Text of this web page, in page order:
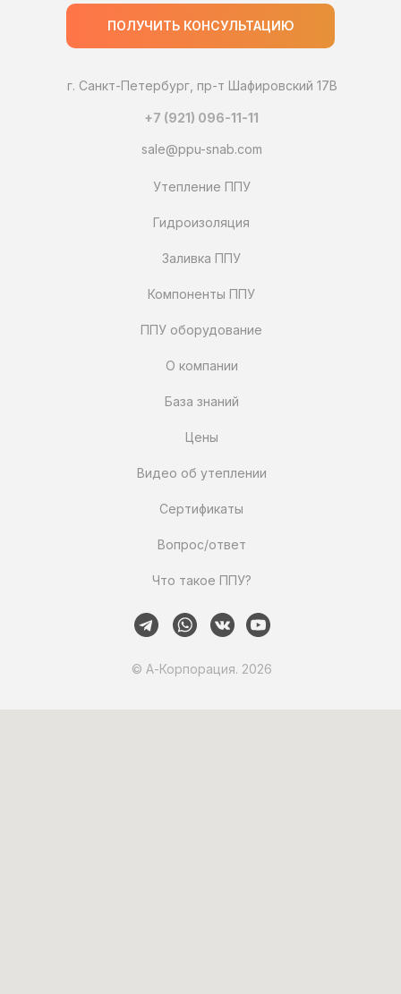
г. Санкт-Петербург, пр-т Шафировский 17В
+7 (921) 096-11-11
sale@ppu-snab.com
Что такое ППУ?
Вопрос/ответ
Сертификаты
Компоненты ППУ
Заливка ППУ
Видео об утеплении
ППУ оборудование
О компании
База знаний
Цены
Гидроизоляция
Утепление ППУ
© А-Корпорация. 2026
ПОЛУЧИТЬ КОНСУЛЬТАЦИЮ